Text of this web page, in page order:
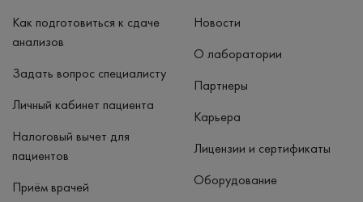
Как подготовиться к сдаче
анализов
Задать вопрос специалисту
Личный кабинет пациента
Налоговый вычет для
пациентов
Приём врачей
Новости
О лаборатории
Партнеры
Карьера
Лицензии и сертификаты
Оборудование